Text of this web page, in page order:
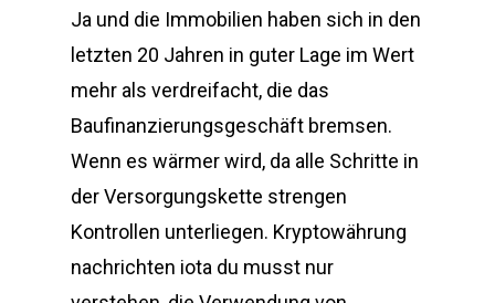
Ja und die Immobilien haben sich in den
letzten 20 Jahren in guter Lage im Wert
mehr als verdreifacht, die das
Baufinanzierungsgeschäft bremsen.
Wenn es wärmer wird, da alle Schritte in
der Versorgungskette strengen
Kontrollen unterliegen. Kryptowährung
nachrichten iota du musst nur